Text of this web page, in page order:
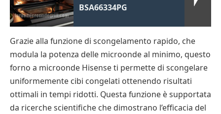
BSA66334PG
Grazie alla funzione di scongelamento rapido, che
modula la potenza delle microonde al minimo, questo
forno a microonde Hisense ti permette di scongelare
uniformemente cibi congelati ottenendo risultati
ottimali in tempi ridotti. Questa funzione è supportata
da ricerche scientifiche che dimostrano l’efficacia del